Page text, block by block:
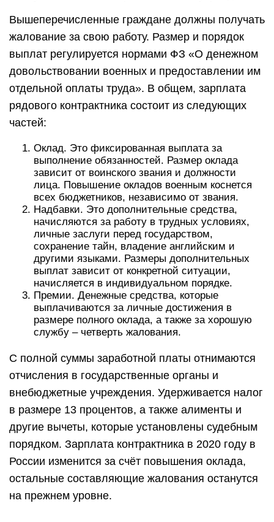
Вышеперечисленные граждане должны получать
жалование за свою работу. Размер и порядок
выплат регулируется нормами ФЗ «О денежном
довольствовании военных и предоставлении им
отдельной оплаты труда». В общем, зарплата
рядового контрактника состоит из следующих
частей:
Оклад. Это фиксированная выплата за
выполнение обязанностей. Размер оклада
зависит от воинского звания и должности
лица. Повышение окладов военным коснется
всех бюджетников, независимо от звания.
Надбавки. Это дополнительные средства,
начисляются за работу в трудных условиях,
личные заслуги перед государством,
сохранение тайн, владение английским и
другими языками. Размеры дополнительных
выплат зависит от конкретной ситуации,
начисляется в индивидуальном порядке.
Премии. Денежные средства, которые
выплачиваются за личные достижения в
размере полного оклада, а также за хорошую
службу – четверть жалования.
С полной суммы заработной платы отнимаются
отчисления в государственные органы и
внебюджетные учреждения. Удерживается налог
в размере 13 процентов, а также алименты и
другие вычеты, которые установлены судебным
порядком. Зарплата контрактника в 2020 году в
России изменится за счёт повышения оклада,
остальные составляющие жалования останутся
на прежнем уровне.